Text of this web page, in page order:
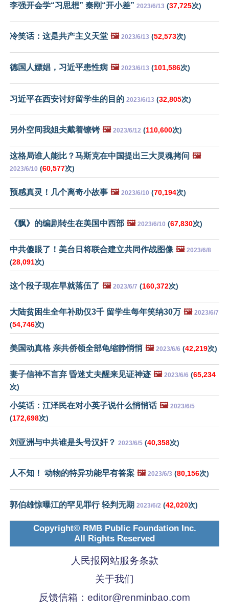
李强开会学“习思想” 秦刚“开小差” 2023/6/13 (37,725次)
冷笑话：这是共产主义天堂 🖼️ 2023/6/13 (52,573次)
德国人嫖娼，习近平患性病 🖼️ 2023/6/13 (101,586次)
习近平在西安讨好留学生的目的 2023/6/13 (32,805次)
另外空间我姐夫戴着镣铐 🖼️ 2023/6/12 (110,600次)
这格局谁人能比？马斯克在中国提出三大灵魂拷问 🖼️
2023/6/10 (60,577次)
预感真灵！几个离奇小故事 🖼️ 2023/6/10 (70,194次)
《飘》的编剧转生在美国中西部 🖼️ 2023/6/10 (67,830次)
中共傻眼了！美台日将联合建立共同作战图像 🖼️ 2023/6/8
(28,091次)
这个段子现在早就落伍了 🖼️ 2023/6/7 (160,372次)
大陆贫困生全年补助仅3千 留学生每年笑纳30万 🖼️ 2023/6/7
(54,746次)
美国动真格 亲共侨领全部龟缩静悄悄 🖼️ 2023/6/6 (42,219次)
妻子信神不言弃 昏迷丈夫醒来见证神迹 🖼️ 2023/6/6 (65,234
次)
小笑话：江泽民在对小英子说什么悄悄话 🖼️ 2023/6/5
(172,698次)
刘亚洲与中共谁是头号汉奸？ 2023/6/5 (40,358次)
人不知！ 动物的特异功能早有答案 🖼️ 2023/6/3 (80,156次)
郭伯雄惊曝江的罕见罪行 轻判无期 2023/6/2 (42,020次)
Copyright© RMB Public Foundation Inc.
All Rights Reserved
人民报网站服务条款
关于我们
反馈信箱： editor@renminbao.com